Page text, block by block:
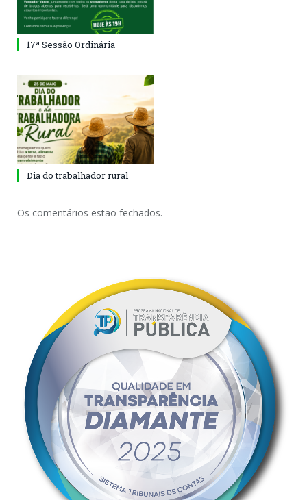
17ª Sessão Ordinária
Dia do trabalhador rural
Os comentários estão fechados.